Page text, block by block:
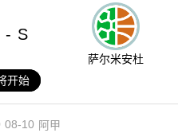
- S
萨尔米安杜
开始
08-10 阿甲